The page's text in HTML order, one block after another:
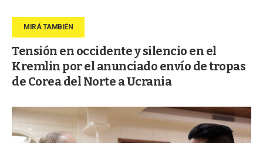
Tensión en occidente y silencio en el
Kremlin por el anunciado envío de tropas
de Corea del Norte a Ucrania